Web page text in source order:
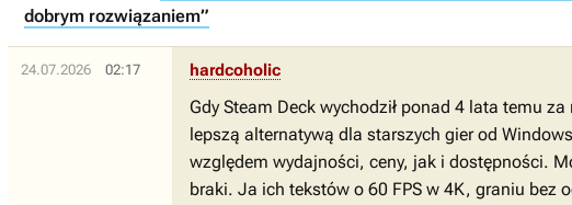
dobrym rozwiązaniem”
24.07.2026 02:17 hardcoholic
Gdy Steam Deck wychodził ponad 4 lata temu za
lepszą alternatywą dla starszych gier od
względem wydajności, ceny, jak i dostępności.
braki. Ja ich tekstów o 60 FPS w 4K, graniu bez